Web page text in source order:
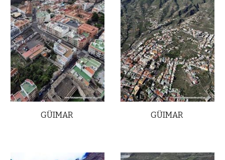
GÜIMAR GÜIMAR